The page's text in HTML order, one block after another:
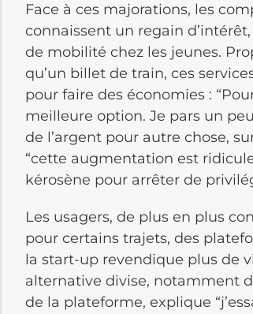
Face à ces majorations, les
connaissent un regain
de mobilité chez les jeunes.
qu’un billet de train, ces
pour faire des économies :
meilleure option. Je pars un
de l’argent pour autre chose,
“cette augmentation est
kérosène pour arrêter de
Les usagers, de plus en plus
pour certains trajets, des
la start-up revendique plus de
alternative divise, notamment
de la plateforme, explique